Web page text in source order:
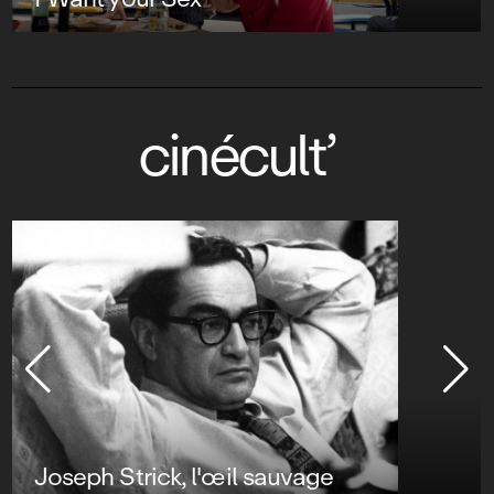
cinécult’
Joseph Strick, l'œil sauvage